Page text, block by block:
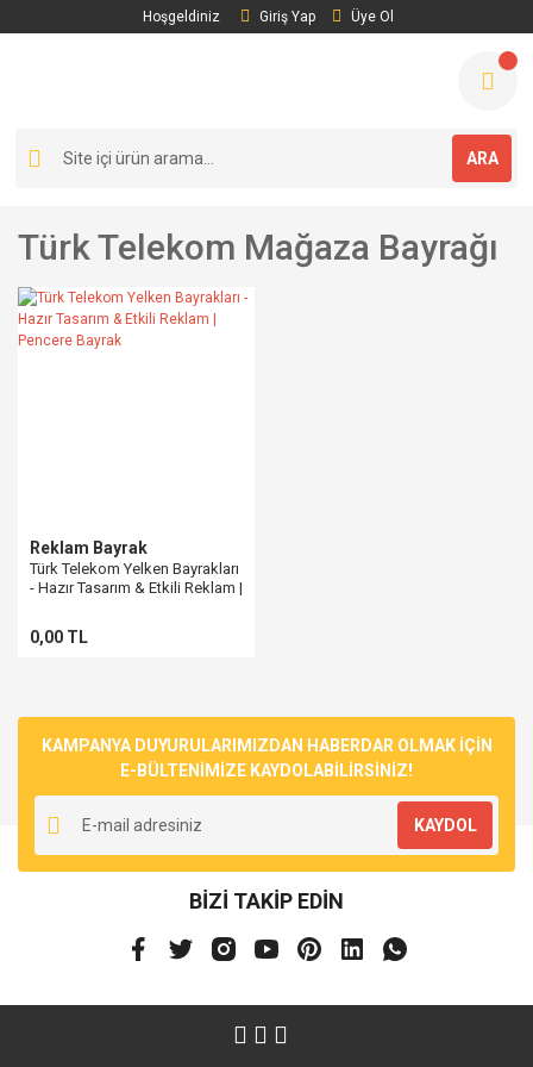
Hoşgeldiniz Giriş Yap Üye Ol
ARA
Türk Telekom Mağaza Bayrağı
Reklam Bayrak
Türk Telekom Yelken Bayrakları
- Hazır Tasarım & Etkili Reklam |
0,00 TL
KAMPANYA DUYURULARIMIZDAN HABERDAR OLMAK İÇİN
E-BÜLTENİMİZE KAYDOLABİLİRSİNİZ!
KAYDOL
BİZİ TAKİP EDİN